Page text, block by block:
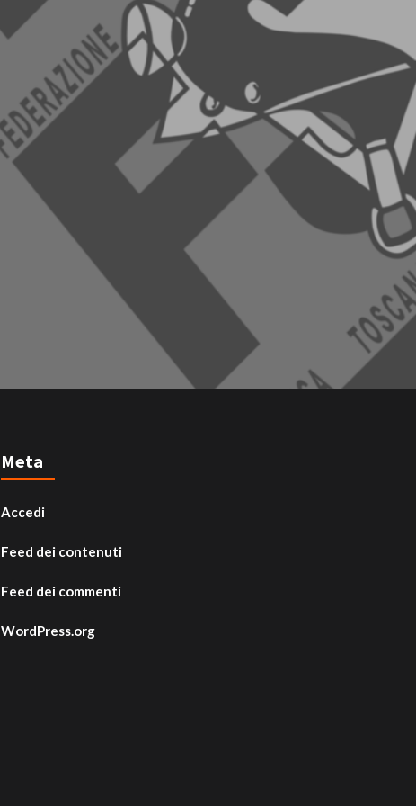
Meta
Accedi
Feed dei contenuti
Feed dei commenti
WordPress.org